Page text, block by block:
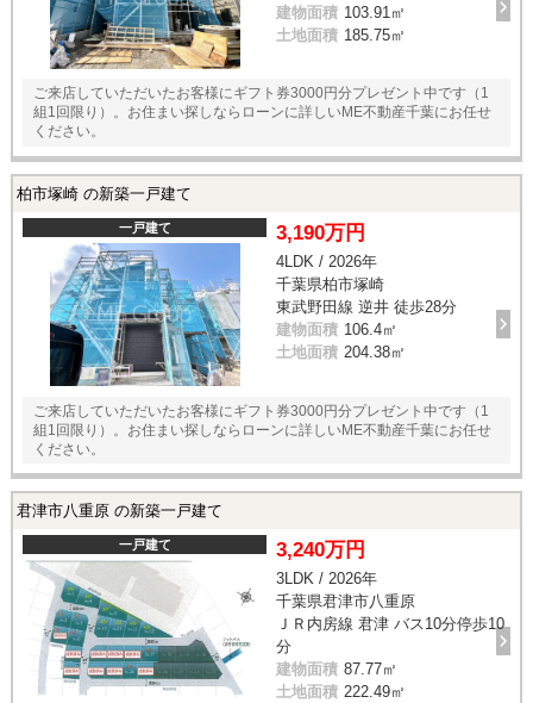
建物面積 103.91㎡
土地面積 185.75㎡
ご来店していただいたお客様にギフト券3000円分プレゼント中です（1
組1回限り）。お住まい探しならローンに詳しいME不動産千葉にお任せ
ください。
柏市塚崎 の新築一戸建て
一戸建て 3,190万円
4LDK / 2026年
千葉県柏市塚崎
東武野田線 逆井 徒歩28分
建物面積 106.4㎡
土地面積 204.38㎡
ご来店していただいたお客様にギフト券3000円分プレゼント中です（1
組1回限り）。お住まい探しならローンに詳しいME不動産千葉にお任せ
ください。
君津市八重原 の新築一戸建て
一戸建て 3,240万円
3LDK / 2026年
千葉県君津市八重原
ＪＲ内房線 君津 バス10分停歩10
分
建物面積 87.77㎡
土地面積 222.49㎡